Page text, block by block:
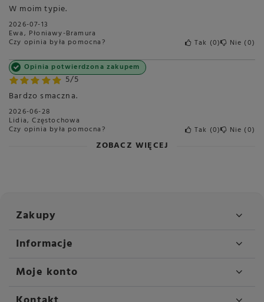
W moim typie.
2026-07-13
Ewa, Płoniawy-Bramura
Czy opinia była pomocna? Tak 0 Nie 0
5/5
Opinia potwierdzona zakupem
Bardzo smaczna.
2026-06-28
Lidia, Częstochowa
Czy opinia była pomocna? Tak 0 Nie 0
ZOBACZ WIĘCEJ
Zakupy
Informacje
Moje konto